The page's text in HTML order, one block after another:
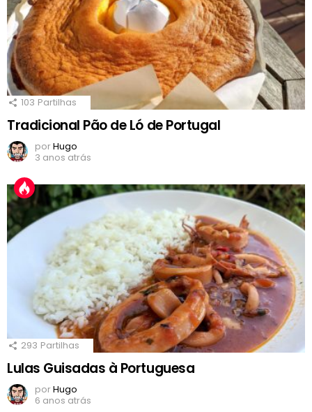
103 Partilhas
Tradicional Pão de Ló de Portugal
porHugo
3 anos atrás
293 Partilhas
Lulas Guisadas à Portuguesa
porHugo
6 anos atrás